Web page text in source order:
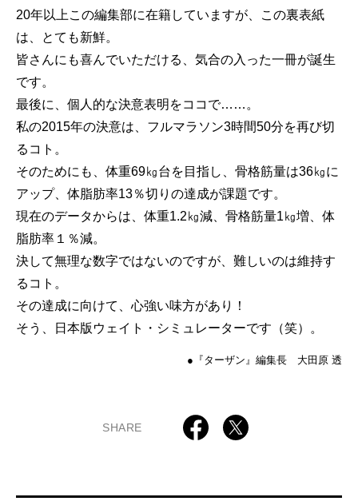
20年以上この編集部に在籍していますが、この裏表紙
は、とても新鮮。
皆さんにも喜んでいただける、気合の入った一冊が誕生
です。
最後に、個人的な決意表明をココで……。
私の2015年の決意は、フルマラソン3時間50分を再び切
るコト。
そのためにも、体重69㎏台を目指し、骨格筋量は36㎏に
アップ、体脂肪率13％切りの達成が課題です。
現在のデータからは、体重1.2㎏減、骨格筋量1㎏増、体
脂肪率１％減。
決して無理な数字ではないのですが、難しいのは維持す
るコト。
その達成に向けて、心強い味方があり！
そう、日本版ウェイト・シミュレーターです（笑）。
●『ターザン』編集長 大田原 透
SHARE